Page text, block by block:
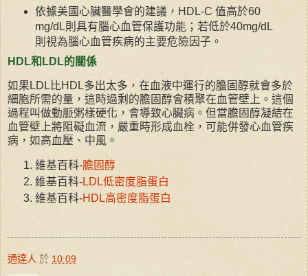
依據美國心臟醫學會的建議，HDL-C 值高於60
mg/dL則具有腦心血管保護功能；若低於40mg/dL
則視為腦心血管疾病的主要危險因子。
HDL和LDL的關係
如果LDL比HDL多出太多，在血液中運行的膽固醇就會多於
細胞所需的量，這時過剩的膽固醇會積聚在血管壁上。這個
過程叫做動脈粥樣硬化，會導致心臟病。但當膽固醇凝結在
血管壁上將阻礙血流，嚴重時形成血栓，可能併發心血管疾
病，如高血壓、中風。
維基百科-膽固醇
維基百科-LDL低密度脂蛋白
維基百科-HDL高密度脂蛋白
通達人 於 10:09